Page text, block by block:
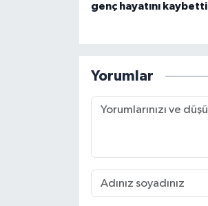
genç hayatını kaybetti
Yorumlar